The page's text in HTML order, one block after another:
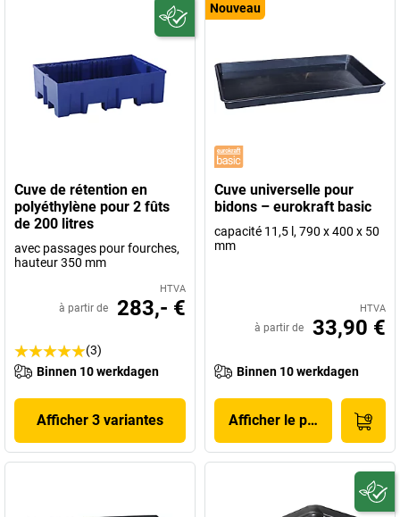
Cuve de rétention en
polyéthylène pour 2 fûts
de 200 litres
avec passages pour fourches,
hauteur 350 mm
HTVA
à partir de 283,- €
(3)
Binnen 10 werkdagen
Afficher 3 variantes
Nouveau
Cuve universelle pour
bidons – eurokraft basic
capacité 11,5 l, 790 x 400 x 50
mm
HTVA
à partir de 33,90 €
Binnen 10 werkdagen
Afficher le produit